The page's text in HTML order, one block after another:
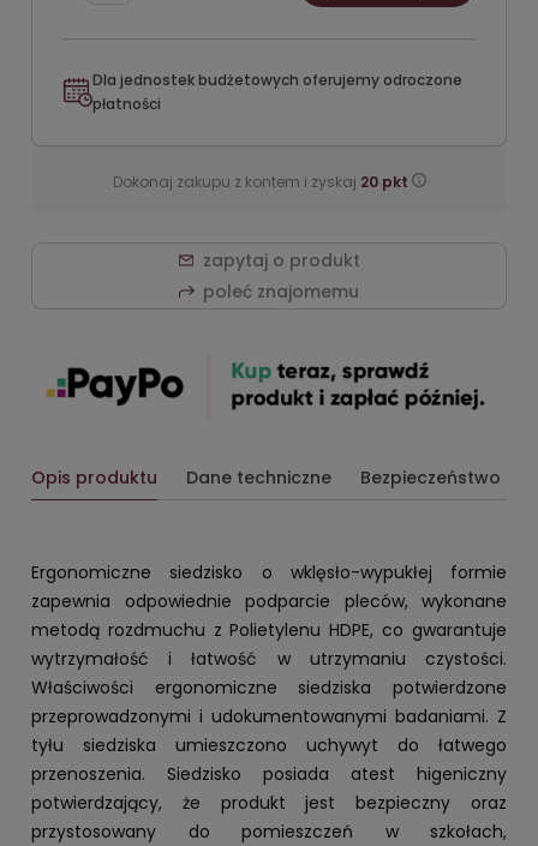
Dla jednostek budżetowych oferujemy odroczone
płatności
Dokonaj zakupu z kontem i zyskaj 20pkt
zapytaj o produkt
poleć znajomemu
Opis produktu Dane techniczne Bezpieczeństwo
Ergonomiczne siedzisko o wklęsło-wypukłej formie
zapewnia odpowiednie podparcie pleców, wykonane
metodą rozdmuchu z Polietylenu HDPE, co gwarantuje
wytrzymałość i łatwość w utrzymaniu czystości.
Właściwości ergonomiczne siedziska potwierdzone
przeprowadzonymi i udokumentowanymi badaniami. Z
tyłu siedziska umieszczono uchywyt do łatwego
przenoszenia. Siedzisko posiada atest higeniczny
potwierdzający, że produkt jest bezpieczny oraz
przystosowany do pomieszczeń w szkołach,